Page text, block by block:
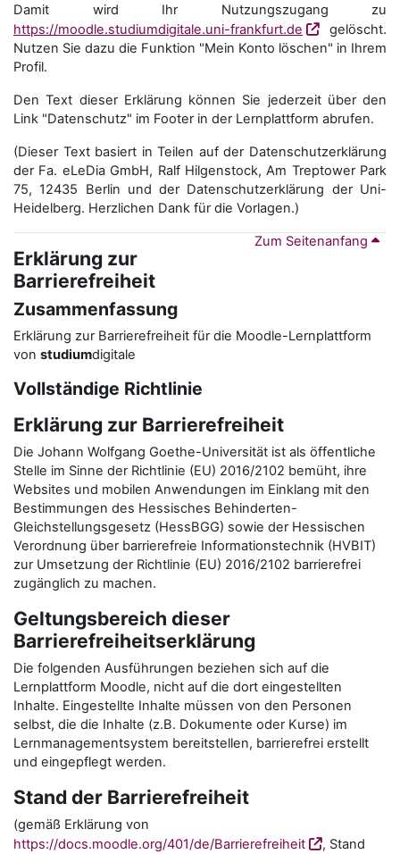
Damit wird Ihr Nutzungszugang zu
https://moodle.studiumdigitale.uni-frankfurt.de
gelöscht.
Nutzen Sie dazu die Funktion "Mein Konto löschen" in Ihrem
Profil.
Den Text dieser Erklärung können Sie jederzeit über den
Link "Datenschutz" im Footer in der Lernplattform abrufen.
(Dieser Text basiert in Teilen auf der Datenschutzerklärung
der Fa. eLeDia GmbH, Ralf Hilgenstock, Am Treptower Park
75, 12435 Berlin und der Datenschutzerklärung der Uni-
Heidelberg. Herzlichen Dank für die Vorlagen.)
Zum Seitenanfang
Erklärung zur
Barrierefreiheit
Zusammenfassung
Erklärung zur Barrierefreiheit für die Moodle-Lernplattform
von studiumdigitale
Vollständige Richtlinie
Erklärung zur Barrierefreiheit
Die Johann Wolfgang Goethe-Universität ist als öffentliche
Stelle im Sinne der Richtlinie (EU) 2016/2102 bemüht, ihre
Websites und mobilen Anwendungen im Einklang mit den
Bestimmungen des Hessisches Behinderten-
Gleichstellungsgesetz (HessBGG) sowie der Hessischen
Verordnung über barrierefreie Informationstechnik (HVBIT)
zur Umsetzung der Richtlinie (EU) 2016/2102 barrierefrei
zugänglich zu machen.
Geltungsbereich dieser
Barrierefreiheitserklärung
Die folgenden Ausführungen beziehen sich auf die
Lernplattform Moodle, nicht auf die dort eingestellten
Inhalte. Eingestellte Inhalte müssen von den Personen
selbst, die die Inhalte (z.B. Dokumente oder Kurse) im
Lernmanagementsystem bereitstellen, barrierefrei erstellt
und eingepflegt werden.
Stand der Barrierefreiheit
(gemäß Erklärung von
https://docs.moodle.org/401/de/Barrierefreiheit
, Stand